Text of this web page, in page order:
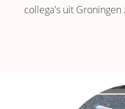
collega's uit